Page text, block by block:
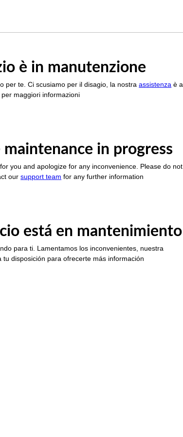
è in manutenzione
per te. Ci scusiamo per il disagio, la nostraassistenza è a
maggiori informazioni
maintenance in progress
you and apologize for any inconvenience. Please do not
oursupport team for any further information
está en mantenimiento
para ti. Lamentamos los inconvenientes, nuestra
tu disposición para ofrecerte más información